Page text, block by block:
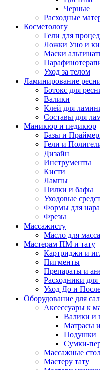
Черные
Расходные
Косметологу
Гели для
Ложки Уно и
Маски
Уход за телом
Ламинирование
Ботокс для
Валики
Клей для
Составы для
Маникюр и педикюр
Базы и
Гели и
Дизайн
Инструменты
Кисти
Лампы
Пилки и бафы
Уходовые
Формы для
Фрезы
Массажисту
Масло для
Мастерам ПМ и тату
Картриджи и
Пигменты
Препараты и
Расходники
Уход До и
Оборудование для
Аксессуары к
Валики и
Матрасы
Подушки
Сумки-
Массажные
Мастеру тату